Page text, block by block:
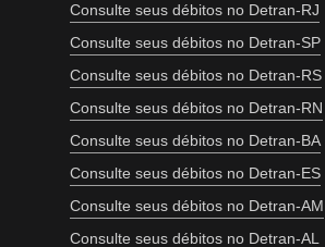
Consulte seus débitos no Detran-RJ
Consulte seus débitos no Detran-SP
Consulte seus débitos no Detran-RS
Consulte seus débitos no Detran-RN
Consulte seus débitos no Detran-BA
Consulte seus débitos no Detran-ES
Consulte seus débitos no Detran-AM
Consulte seus débitos no Detran-AL